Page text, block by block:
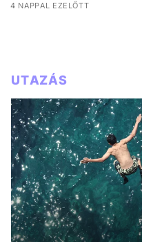
4 NAPPAL EZELŐTT
UTAZÁS